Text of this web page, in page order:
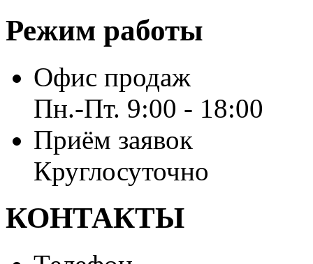
Режим работы
Офис продаж
Пн.-Пт. 9:00 - 18:00
Приём заявок
Круглосуточно
КОНТАКТЫ